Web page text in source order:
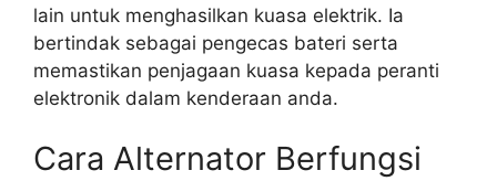
lain untuk menghasilkan kuasa elektrik. Ia
bertindak sebagai pengecas bateri serta
memastikan penjagaan kuasa kepada peranti
elektronik dalam kenderaan anda.
Cara Alternator Berfungsi